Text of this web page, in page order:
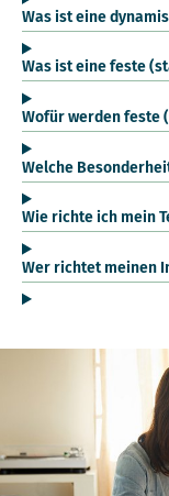
Was ist eine
Was ist eine feste
Wofür werden feste
Welche
Wie richte ich mein
Wer richtet meinen